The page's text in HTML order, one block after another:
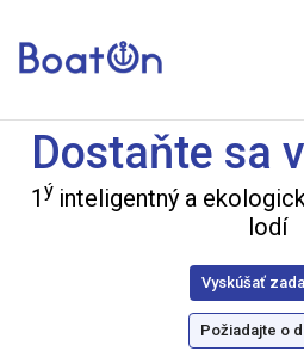
Dostaňte sa
1 ý inteligentný a
lodí
Vyskúšať
Požiadajte o